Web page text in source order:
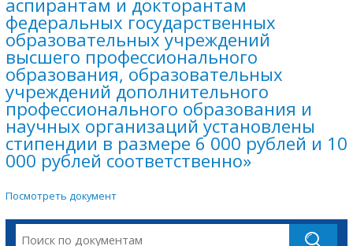
федеральных государственных
образовательных учреждений
высшего профессионального
образования, образовательных
учреждений дополнительного
профессионального образования и
научных организаций установлены
стипендии в размере 6 000 рублей и 10
000 рублей соответственно»
Посмотреть документ